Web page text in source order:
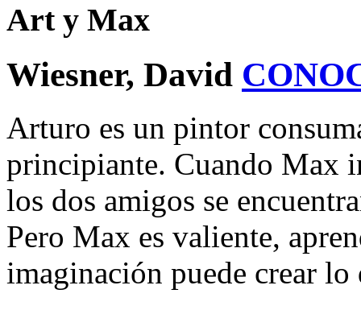
Art y Max
Wiesner, David
Arturo es un pintor
principiante. Cuando Max
los dos amigos se
Pero Max es valiente,
imaginación puede crear